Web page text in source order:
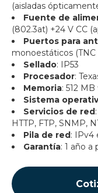
(aisladas
Fuente de
(802.3at) +24 V CC
Puertos para
monoestáticos (TNC
Sellado: IP53
Procesador:
Memoria: 512
Sistema
Servicios de red
HTTP, FTP, SNMP,
Pila de red: IPv4
Garantía: 1 año a